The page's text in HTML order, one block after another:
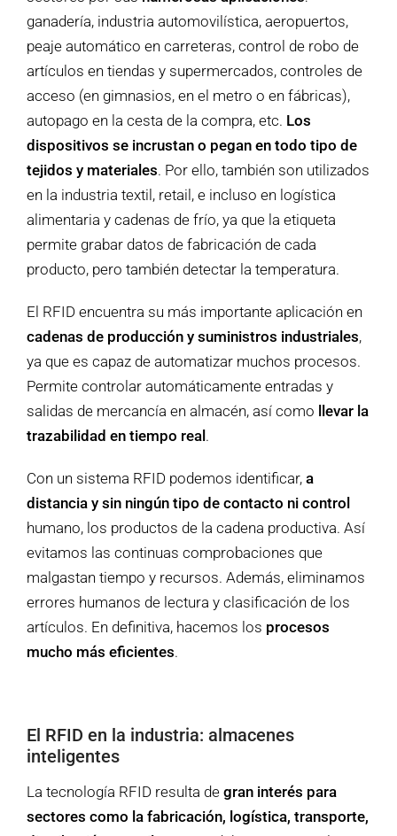
ganadería, industria automovilística, aeropuertos,
peaje automático en carreteras, control de robo de
artículos en tiendas y supermercados, controles de
acceso (en gimnasios, en el metro o en fábricas),
autopago en la cesta de la compra, etc. Los
dispositivos se incrustan o pegan en todo tipo de
tejidos y materiales. Por ello, también son utilizados
en la industria textil, retail, e incluso en logística
alimentaria y cadenas de frío, ya que la etiqueta
permite grabar datos de fabricación de cada
producto, pero también detectar la temperatura.
El RFID encuentra su más importante aplicación en
cadenas de producción y suministros industriales,
ya que es capaz de automatizar muchos procesos.
Permite controlar automáticamente entradas y
salidas de mercancía en almacén, así como llevar la
trazabilidad en tiempo real.
Con un sistema RFID podemos identificar, a
distancia y sin ningún tipo de contacto ni control
humano, los productos de la cadena productiva. Así
evitamos las continuas comprobaciones que
malgastan tiempo y recursos. Además, eliminamos
errores humanos de lectura y clasificación de los
artículos. En definitiva, hacemos los procesos
mucho más eficientes.
El RFID en la industria: almacenes
inteligentes
La tecnología RFID resulta de gran interés para
sectores como la fabricación, logística, transporte,